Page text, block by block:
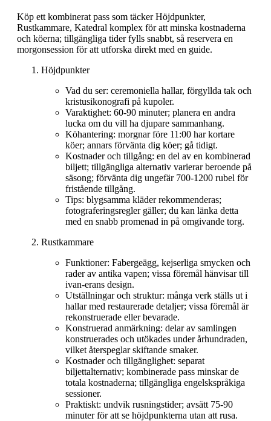
Köp ett kombinerat pass som täcker Höjdpunkter,
Rustkammare, Katedral komplex för att minska kostnaderna
och köerna; tillgängliga tider fylls snabbt, så reservera en
morgonsession för att utforska direkt med en guide.
Höjdpunkter
Vad du ser: ceremoniella hallar, förgyllda tak och
kristusikonografi på kupoler.
Varaktighet: 60-90 minuter; planera en andra
lucka om du vill ha djupare sammanhang.
Köhantering: morgnar före 11:00 har kortare
köer; annars förvänta dig köer; gå tidigt.
Kostnader och tillgång: en del av en kombinerad
biljett; tillgängliga alternativ varierar beroende på
säsong; förvänta dig ungefär 700-1200 rubel för
fristående tillgång.
Tips: blygsamma kläder rekommenderas;
fotograferingsregler gäller; du kan länka detta
med en snabb promenad in på omgivande torg.
Rustkammare
Funktioner: Fabergeägg, kejserliga smycken och
rader av antika vapen; vissa föremål hänvisar till
ivan-erans design.
Utställningar och struktur: många verk ställs ut i
hallar med restaurerade detaljer; vissa föremål är
rekonstruerade eller bevarade.
Konstruerad anmärkning: delar av samlingen
konstruerades och utökades under århundraden,
vilket återspeglar skiftande smaker.
Kostnader och tillgänglighet: separat
biljettalternativ; kombinerade pass minskar de
totala kostnaderna; tillgängliga engelskspråkiga
sessioner.
Praktiskt: undvik rusningstider; avsätt 75-90
minuter för att se höjdpunkterna utan att rusa.